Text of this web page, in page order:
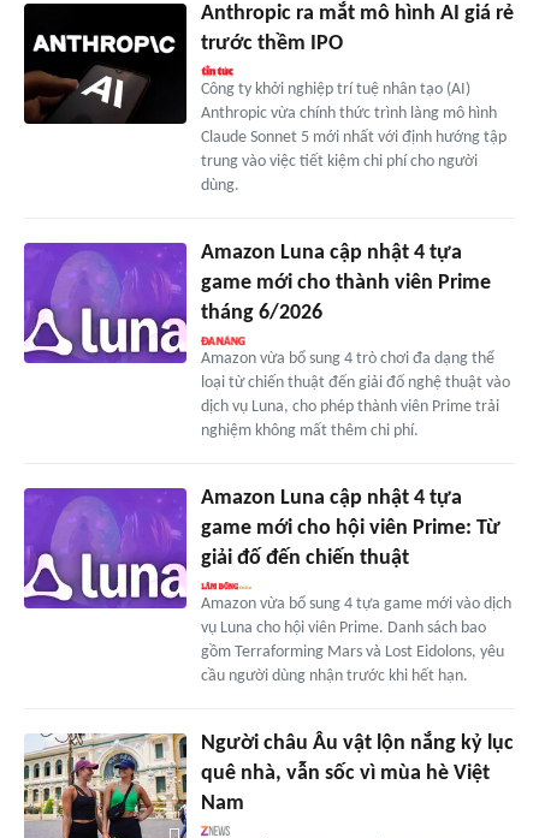
Anthropic ra mắt mô hình AI giá rẻ
trước thềm IPO
Công ty khởi nghiệp trí tuệ nhân tạo (AI)
Anthropic vừa chính thức trình làng mô hình
Claude Sonnet 5 mới nhất với định hướng tập
trung vào việc tiết kiệm chi phí cho người
dùng.
Amazon Luna cập nhật 4 tựa
game mới cho thành viên Prime
tháng 6/2026
Amazon vừa bổ sung 4 trò chơi đa dạng thể
loại từ chiến thuật đến giải đố nghệ thuật vào
dịch vụ Luna, cho phép thành viên Prime trải
nghiệm không mất thêm chi phí.
Amazon Luna cập nhật 4 tựa
game mới cho hội viên Prime: Từ
giải đố đến chiến thuật
Amazon vừa bổ sung 4 tựa game mới vào dịch
vụ Luna cho hội viên Prime. Danh sách bao
gồm Terraforming Mars và Lost Eidolons, yêu
cầu người dùng nhận trước khi hết hạn.
Người châu Âu vật lộn nắng kỷ lục
quê nhà, vẫn sốc vì mùa hè Việt
Nam